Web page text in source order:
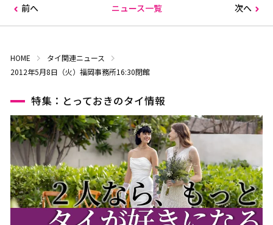
前へ ニュース一覧 次へ
HOME
タイ関連ニュース
2012年5月8日（火）福岡事務所16:30閉館
特集：とっておきのタイ情報